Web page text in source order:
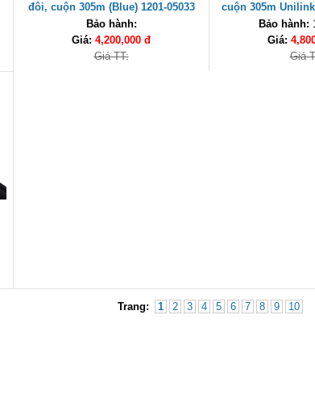
đôi, cuộn 305m (Blue) 1201-05033
Hiệu UNILINK cao cấp
Bảo hành:
Giá: 4,200,000 đ
Giá TT:
cuộn 305m Unilink
cao
Bảo hành:
Giá:
Giá
Trang: 1 2 3 4 5 6 7 8 9 10